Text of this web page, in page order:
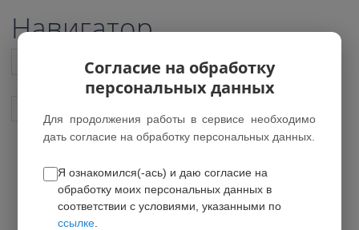
Навигатор
Список всех программ
"Школьный пресс-центр"
*Программа была удалена
Согласие на обработку
персональных данных
Для продолжения работы в сервисе необходимо
дать согласие на обработку персональных данных.
Я ознакомился(-ась) и даю согласие на
обработку моих персональных данных в
соответствии с условиями, указанными по
ссылке